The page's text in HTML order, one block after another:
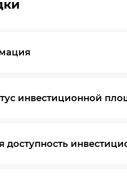
инвестиционной
доступность